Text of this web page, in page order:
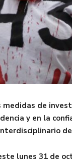
de
y en la
lunes 31 de